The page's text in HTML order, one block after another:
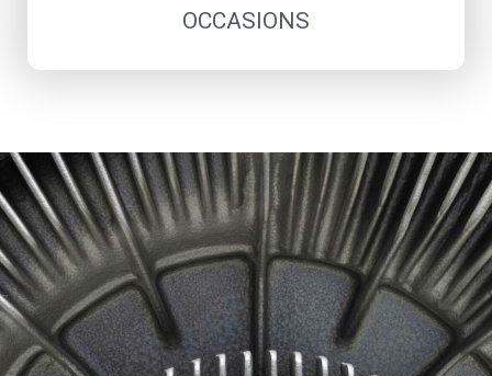
OCCASIONS
Autre matériel
Découvrir